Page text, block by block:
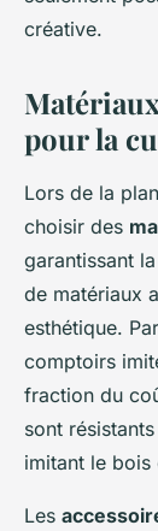
créative.
pour la
Lors de la
choisir des
garantissant
de matériaux
esthétique.
comptoirs
fraction du
sont
imitant le bois
Les